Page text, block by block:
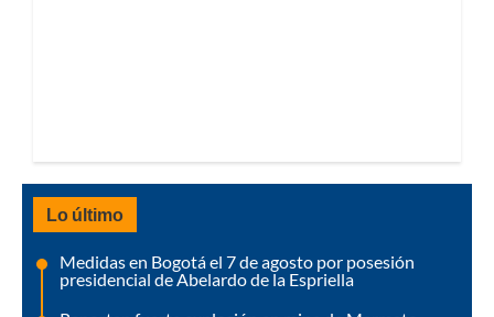
Lo último
Medidas en Bogotá el 7 de agosto por posesión
presidencial de Abelardo de la Espriella